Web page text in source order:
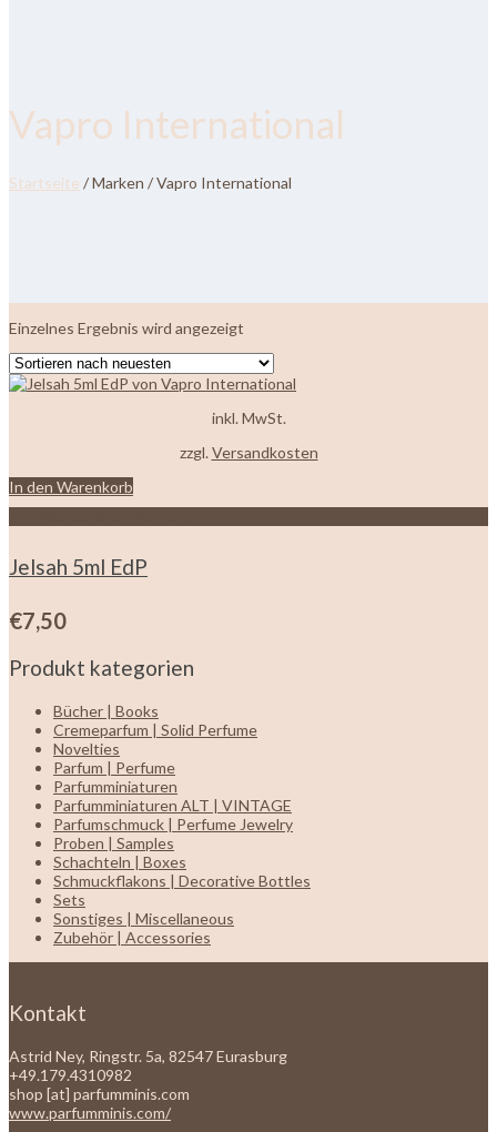
Vapro International
Startseite / Marken / Vapro International
Einzelnes Ergebnis wird angezeigt
inkl. MwSt.
zzgl. Versandkosten
In den Warenkorb
Jelsah 5ml EdP
€7,50
Produkt kategorien
Bücher | Books
Cremeparfum | Solid Perfume
Novelties
Parfum | Perfume
Parfumminiaturen
Parfumminiaturen ALT | VINTAGE
Parfumschmuck | Perfume Jewelry
Proben | Samples
Schachteln | Boxes
Schmuckflakons | Decorative Bottles
Sets
Sonstiges | Miscellaneous
Zubehör | Accessories
Kontakt
Astrid Ney, Ringstr. 5a, 82547 Eurasburg
+49.179.4310982
shop [at] parfumminis.com
www.parfumminis.com/